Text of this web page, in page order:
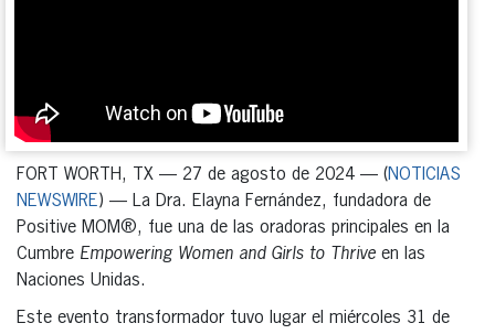
FORT WORTH, TX — 27 de agosto de 2024 — (NOTICIAS
NEWSWIRE) — La Dra. Elayna Fernández, fundadora de
Positive MOM®, fue una de las oradoras principales en la
Cumbre Empowering Women and Girls to Thrive en las
Naciones Unidas.
Este evento transformador tuvo lugar el miércoles 31 de